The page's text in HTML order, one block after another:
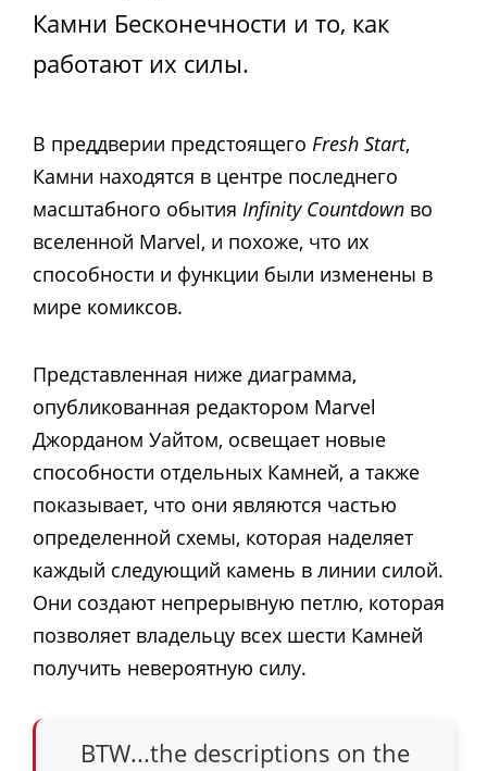
Камни Бесконечности и то, как
работают их силы.
В преддверии предстоящего Fresh Start,
Камни находятся в центре последнего
масштабного обытия Infinity Countdown во
вселенной Marvel, и похоже, что их
способности и функции были изменены в
мире комиксов.
Представленная ниже диаграмма,
опубликованная редактором Marvel
Джорданом Уайтом, освещает новые
способности отдельных Камней, а также
показывает, что они являются частью
определенной схемы, которая наделяет
каждый следующий камень в линии силой.
Они создают непрерывную петлю, которая
позволяет владельцу всех шести Камней
получить невероятную силу.
BTW...the descriptions on the